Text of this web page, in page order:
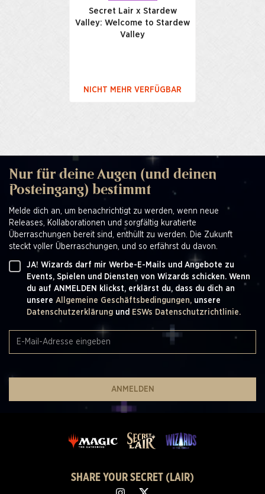
Secret Lair x Stardew
Valley: Welcome to Stardew
Valley
NICHT MEHR VERFÜGBAR
Nur für deine Augen (und deinen
Posteingang) bestimmt
Melde dich an, um benachrichtigt zu werden, wenn neue
Releases, Kollaborationen und sorgfältig kuratierte
Überraschungen bereit sind, enthüllt zu werden. Die Zukunft
steckt voller Überraschungen, und so erfährst du davon.
JA! Wizards darf mir Werbe-E-Mails und Angebote zu
Events, Spielen und Diensten von Wizards schicken. Wenn
du auf ANMELDEN klickst, erklärst du, dass du dich an
unsere Allgemeine Geschäftsbedingungen, unsere
Datenschutzerklärung und ESWs Datenschutzrichtlinie.
ANMELDEN
SHARE YOUR SECRET (LAIR)